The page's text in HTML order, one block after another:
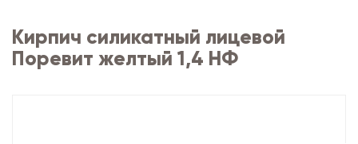
Кирпич силикатный лицевой
Поревит желтый 1,4 НФ